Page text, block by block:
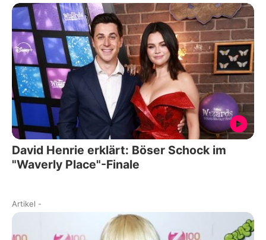
David Henrie erklärt: Böser Schock im
"Waverly Place"-Finale
Artikel -